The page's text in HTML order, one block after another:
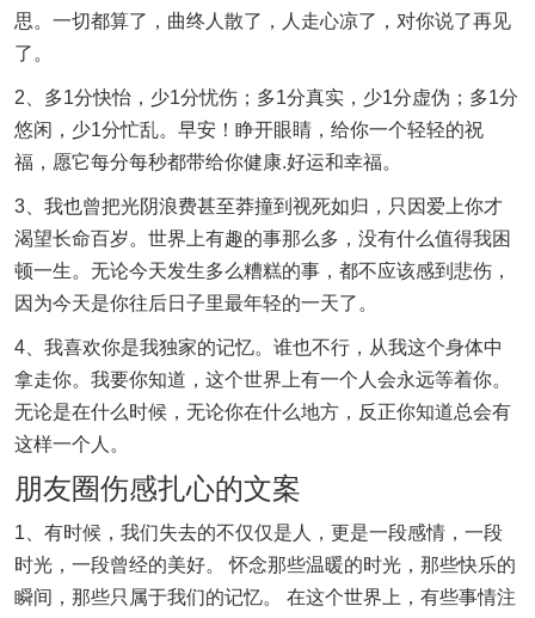
思。一切都算了，曲终人散了，人走心凉了，对你说了再见
了。
2、多1分快怡，少1分忧伤；多1分真实，少1分虚伪；多1分
悠闲，少1分忙乱。早安！睁开眼睛，给你一个轻轻的祝
福，愿它每分每秒都带给你健康.好运和幸福。
3、我也曾把光阴浪费甚至莽撞到视死如归，只因爱上你才
渴望长命百岁。世界上有趣的事那么多，没有什么值得我困
顿一生。无论今天发生多么糟糕的事，都不应该感到悲伤，
因为今天是你往后日子里最年轻的一天了。
4、我喜欢你是我独家的记忆。谁也不行，从我这个身体中
拿走你。我要你知道，这个世界上有一个人会永远等着你。
无论是在什么时候，无论你在什么地方，反正你知道总会有
这样一个人。
朋友圈伤感扎心的文案
1、有时候，我们失去的不仅仅是人，更是一段感情，一段
时光，一段曾经的美好。 怀念那些温暖的时光，那些快乐的
瞬间，那些只属于我们的记忆。 在这个世界上，有些事情注